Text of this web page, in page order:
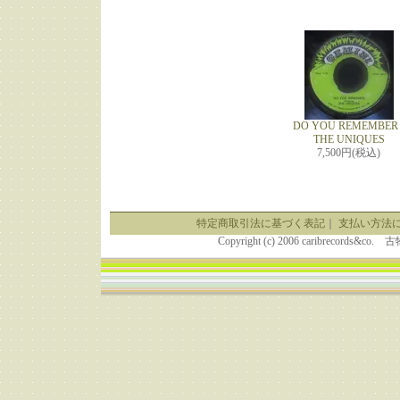
DO YOU REMEMBER
THE UNIQUES
7,500円(税込)
特定商取引法に基づく表記｜ 支払い方法
Copyright (c) 2006 caribrecords&co.